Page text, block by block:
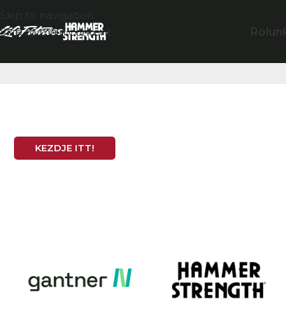
Skip to navigation
Skip to main content
Rólunk
KEZDJE ITT!